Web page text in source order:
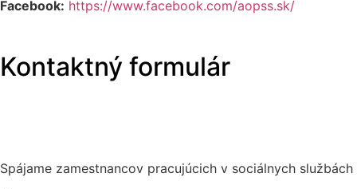
Facebook: https://www.facebook.com/aopss.sk/
Kontaktný formulár
Spájame zamestnancov pracujúcich v sociálnych službách